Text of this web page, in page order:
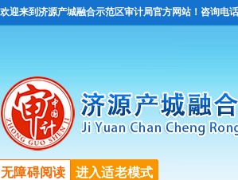
欢迎来到济源产城融合示范区审计局官方网站！咨询电话
无障碍阅读 进入适老模式